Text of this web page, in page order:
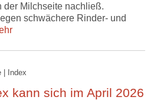
der Milchseite nachließ.
schwächere Rinder- und
| Index
kann sich im April 2026